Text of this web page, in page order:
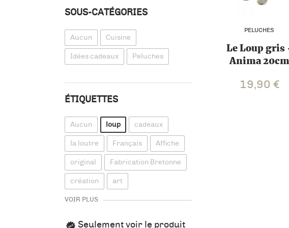
Seulement voir le produit
SOUS-CATÉGORIES
Aucun Cuisine
Idées cadeaux Peluches
ÉTIQUETTES
Aucun loup cadeaux
la loutre Français Affiche
original Fabrication Bretonne
création art
VOIR PLUS
PELUCHES
Le Loup gris
Anima 20cm
19,90 €